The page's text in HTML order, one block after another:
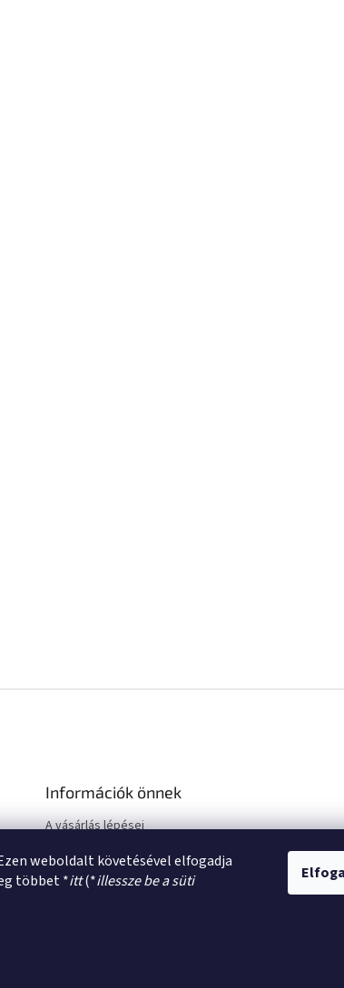
weboldalt követésével elfogadja
többet *itt(*illessze be a süti
Információk önnek
A vásárlás lépései
Adatkezelési tájékoztató